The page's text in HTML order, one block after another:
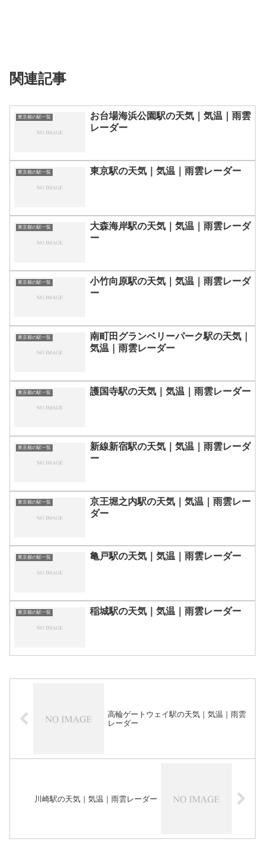
関連記事
東京都の駅一覧
お台場海浜公園駅の天気｜気温｜雨雲
レーダー
東京都の駅一覧 東京駅の天気｜気温｜雨雲レーダー
東京都の駅一覧
大森海岸駅の天気｜気温｜雨雲レーダ
ー
東京都の駅一覧
小竹向原駅の天気｜気温｜雨雲レーダ
ー
東京都の駅一覧
南町田グランベリーパーク駅の天気｜
気温｜雨雲レーダー
東京都の駅一覧 護国寺駅の天気｜気温｜雨雲レーダー
東京都の駅一覧
新線新宿駅の天気｜気温｜雨雲レーダ
ー
東京都の駅一覧
京王堀之内駅の天気｜気温｜雨雲レー
ダー
東京都の駅一覧 亀戸駅の天気｜気温｜雨雲レーダー
東京都の駅一覧 稲城駅の天気｜気温｜雨雲レーダー
高輪ゲートウェイ駅の天気｜気温｜雨雲
レーダー
川崎駅の天気｜気温｜雨雲レーダー